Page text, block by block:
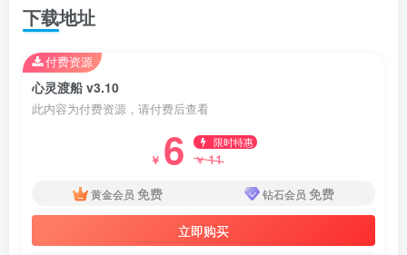
下载地址
心灵渡船 v3.10
此内容为付费资源，请付费后查看
￥ 6 限时特惠
￥11
黄金会员 免费 钻石会员 免费
立即购买
付费资源